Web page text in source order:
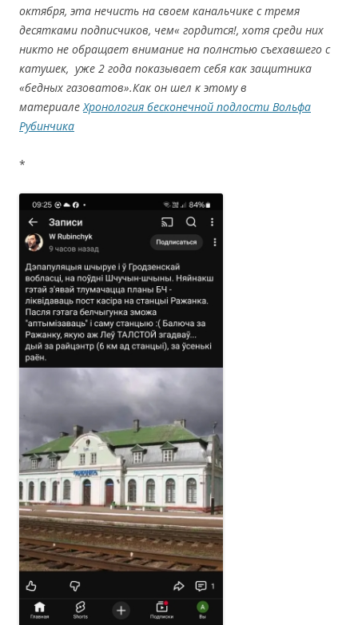
октября, эта нечисть на своем канальчике с тремя
десятками подписчиков, чем« гордится!, хотя среди них
никто не обращает внимание на полнстью съехавшего с
катушек, уже 2 года показывает себя как защитника
«бедных газоватов».Как он шел к этому в
материале Хронология бесконечной подлости Вольфа
Рубинчика
*